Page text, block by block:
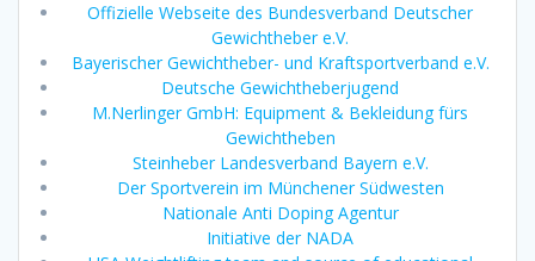
Offizielle Webseite des Bundesverband Deutscher
Gewichtheber e.V.
Bayerischer Gewichtheber- und Kraftsportverband e.V.
Deutsche Gewichtheberjugend
M.Nerlinger GmbH: Equipment & Bekleidung fürs
Gewichtheben
Steinheber Landesverband Bayern e.V.
Der Sportverein im Münchener Südwesten
Nationale Anti Doping Agentur
Initiative der NADA